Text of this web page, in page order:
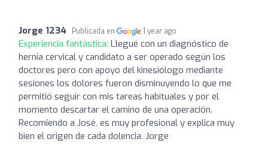
Jorge 1234 Publicada en 1 year ago
Experiencia fantástica: Llegué con un diagnóstico de
hernia cervical y candidato a ser operado según los
doctores pero con apoyo del kinesiólogo mediante
sesiones los dolores fueron disminuyendo lo que me
permitió seguir con mis tareas habituales y por el
momento descartar el camino de una operación.
Recomiendo a José, es muy profesional y explica muy
bien el origen de cada dolencia. Jorge